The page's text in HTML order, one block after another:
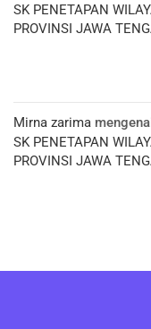
SK PENETAPAN
PROVINSI JAWA
Mirna zarima
SK PENETAPAN
PROVINSI JAWA